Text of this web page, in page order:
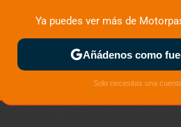
ZONA DE PRUEBAS
Ya puedes ver más de
Añádenos como
Solo necesitas una